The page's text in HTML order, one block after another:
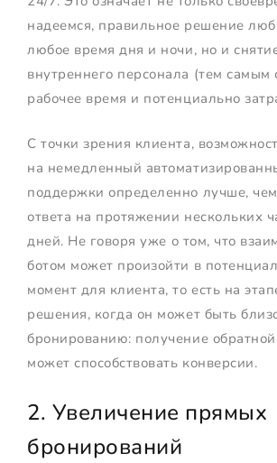
надеемся, правильное решение
любое время дня и ночи, но и
внутреннего персонала (тем самым
рабочее время и потенциально
С точки зрения клиента,
на немедленный
поддержки определенно лучше,
ответа на протяжении нескольких
дней. Не говоря уже о том, что
ботом может произойти в
момент для клиента, то есть на
решения, когда он может быть
бронированию: получение обратной
может способствовать конверсии.
2. Увеличение прямых
бронирований